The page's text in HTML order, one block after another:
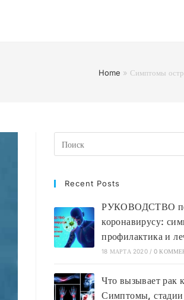
Home » Симптомы
Recent Posts
РУКОВОДСТВО
коронавирусу:
профилактика и
18 МАРТА 2020 / 0
Что вызывает рак
Симптомы, стадии